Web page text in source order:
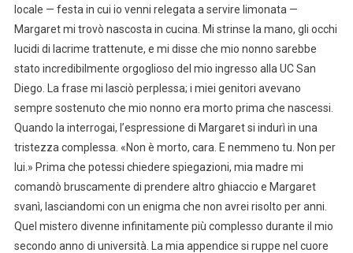
locale — festa in cui io venni relegata a servire limonata —
Margaret mi trovò nascosta in cucina. Mi strinse la mano, gli occhi
lucidi di lacrime trattenute, e mi disse che mio nonno sarebbe
stato incredibilmente orgoglioso del mio ingresso alla UC San
Diego. La frase mi lasciò perplessa; i miei genitori avevano
sempre sostenuto che mio nonno era morto prima che nascessi.
Quando la interrogai, l’espressione di Margaret si indurì in una
tristezza complessa. «Non è morto, cara. E nemmeno tu. Non per
lui.» Prima che potessi chiedere spiegazioni, mia madre mi
comandò bruscamente di prendere altro ghiaccio e Margaret
svanì, lasciandomi con un enigma che non avrei risolto per anni.
Quel mistero divenne infinitamente più complesso durante il mio
secondo anno di università. La mia appendice si ruppe nel cuore